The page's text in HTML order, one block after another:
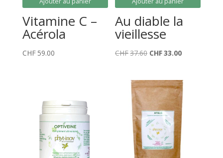
Vitamine C –
Acérola
CHF 59.00
Au diable la
vieillesse
CHF37.60 Le
initial
était :
CHF37.60.
CHF33.00Le
actuel
est :
CHF33.00.